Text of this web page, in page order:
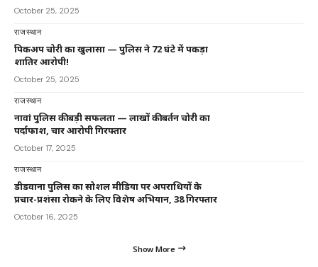
October 25, 2025
राजस्थान
पिकअप चोरी का खुलासा — पुलिस ने 72 घंटे में पकड़ा
शातिर आरोपी!
October 25, 2025
राजस्थान
नावां पुलिस की बड़ी सफलता — लाखों की बर्तन चोरी का
पर्दाफाश, चार आरोपी गिरफ्तार
October 17, 2025
राजस्थान
डीडवाना पुलिस का सोशल मीडिया पर अपराधियों के
प्रचार-प्रशंसा रोकने के लिए विशेष अभियान, 38 गिरफ्तार
October 16, 2025
Show More